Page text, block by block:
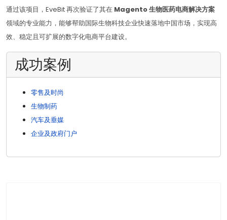
通过该项目，EveBit 再次验证了其在 Magento 生物医药电商解决方案
领域的专业能力，能够帮助国际生物科技企业快速落地中国市场，实现高
效、稳定且可扩展的数字化电商平台建设。
成功案例
零售及时尚
生物制药
汽车及垂媒
企业及政府门户